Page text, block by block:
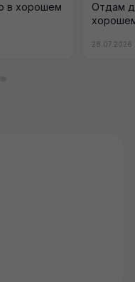
в хорошем
Отдам
28.07.2026